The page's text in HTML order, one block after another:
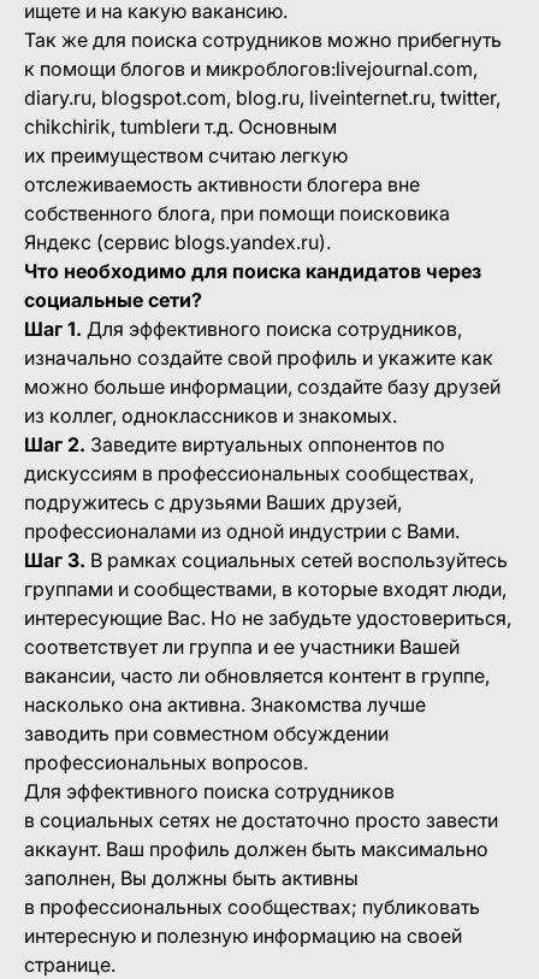
ищете и на какую вакансию.
Так же для поиска сотрудников можно прибегнуть
к помощи блогов и микроблогов:livejournal.com,
diary.ru, blogspot.com, blog.ru, liveinternet.ru, twitter,
chikchirik, tumblerи т.д. Основным
их преимуществом считаю легкую
отслеживаемость активности блогера вне
собственного блога, при помощи поисковика
Яндекс (сервис blogs.yandex.ru).
Что необходимо для поиска кандидатов через
социальные сети?
Шаг 1. Для эффективного поиска сотрудников,
изначально создайте свой профиль и укажите как
можно больше информации, создайте базу друзей
из коллег, одноклассников и знакомых.
Шаг 2. Заведите виртуальных оппонентов по
дискуссиям в профессиональных сообществах,
подружитесь с друзьями Ваших друзей,
профессионалами из одной индустрии с Вами.
Шаг 3. В рамках социальных сетей воспользуйтесь
группами и сообществами, в которые входят люди,
интересующие Вас. Но не забудьте удостовериться,
соответствует ли группа и ее участники Вашей
вакансии, часто ли обновляется контент в группе,
насколько она активна. Знакомства лучше
заводить при совместном обсуждении
профессиональных вопросов.
Для эффективного поиска сотрудников
в социальных сетях не достаточно просто завести
аккаунт. Ваш профиль должен быть максимально
заполнен, Вы должны быть активны
в профессиональных сообществах; публиковать
интересную и полезную информацию на своей
странице.